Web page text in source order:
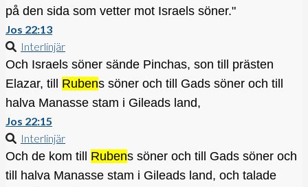
på den sida som vetter mot Israels söner."
Jos 22:13
Interlinjär
Och Israels söner sände Pinchas, son till prästen
Elazar, till Rubens söner och till Gads söner och till
halva Manasse stam i Gileads land,
Jos 22:15
Interlinjär
Och de kom till Rubens söner och till Gads söner och
till halva Manasse stam i Gileads land, och talade